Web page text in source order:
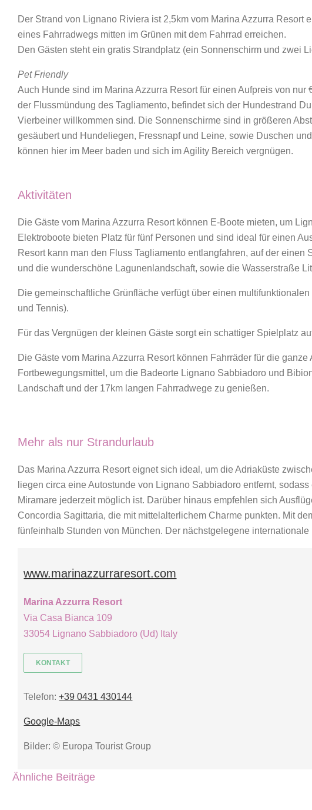
Der Strand von Lignano Riviera ist 2,5km vom Marina Azzurra Resort
eines Fahrradwegs mitten im Grünen mit dem Fahrrad erreichen.
Den Gästen steht ein gratis Strandplatz (ein Sonnenschirm und zwei
Pet Friendly
Auch Hunde sind im Marina Azzurra Resort für einen Aufpreis von
der Flussmündung des Tagliamento, befindet sich der Hundestrand
Vierbeiner willkommen sind. Die Sonnenschirme sind in größeren
gesäubert und Hundeliegen, Fressnapf und Leine, sowie Duschen
können hier im Meer baden und sich im Agility Bereich vergnügen.
Aktivitäten
Die Gäste vom Marina Azzurra Resort können E-Boote mieten, um
Elektroboote bieten Platz für fünf Personen und sind ideal für einen
Resort kann man den Fluss Tagliamento entlangfahren, auf der
und die wunderschöne Lagunenlandschaft, sowie die Wasserstraße
Die gemeinschaftliche Grünfläche verfügt über einen
und Tennis).
Für das Vergnügen der kleinen Gäste sorgt ein schattiger Spielplatz
Die Gäste vom Marina Azzurra Resort können Fahrräder für die
Fortbewegungsmittel, um die Badeorte Lignano Sabbiadoro und
Landschaft und der 17km langen Fahrradwege zu genießen.
Mehr als nur Strandurlaub
Das Marina Azzurra Resort eignet sich ideal, um die Adriaküste
liegen circa eine Autostunde von Lignano Sabbiadoro entfernt,
Miramare jederzeit möglich ist. Darüber hinaus empfehlen sich
Concordia Sagittaria, die mit mittelalterlichem Charme punkten. Mit
fünfeinhalb Stunden von München. Der nächstgelegene
www.marinazzurraresort.com
Marina Azzurra Resort
Via Casa Bianca 109
33054 Lignano Sabbiadoro (Ud) Italy
KONTAKT
Telefon:+39 0431 430144
Google-Maps
Bilder: © Europa Tourist Group
Ähnliche Beiträge